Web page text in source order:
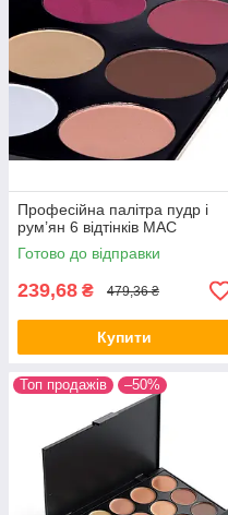
Коректори,
В компактній
косметичного засобу
шкірних
Хайлайтер-бронзатор
Оригінальний комплект
Професійна палітра пудр і
рум’ян 6 відтінків МАС
Готово до відправки
239,68 ₴ 479,36 ₴
Купити
Топ продажів –50%